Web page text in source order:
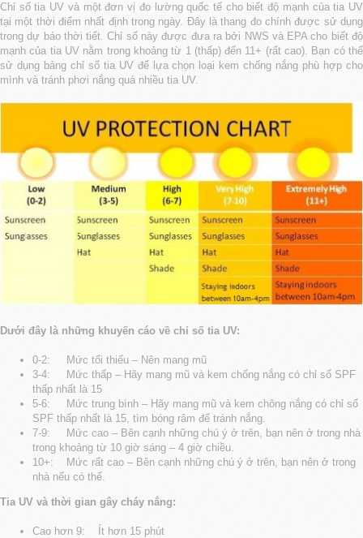
Chỉ số tia UV và một đơn vị đo lường quốc tế cho biết độ mạnh của tia UV
tại một thời điểm nhất định trong ngày. Đây là thang đo chính được sử dụng
trong dự báo thời tiết. Chỉ số này được đưa ra bởi NWS và EPA cho biết độ
mạnh của tia UV nằm trong khoảng từ 1 (thấp) đến 11+ (rất cao). Bạn có thể
sử dụng bảng chỉ sổ tia UV để lựa chọn loại kem chống nắng phù hợp cho
mình và tránh phơi nắng quá nhiều tia UV.
Dưới đây là những khuyến cáo về chỉ số tia UV:
0-2: Mức tối thiểu – Nên mang mũ
3-4: Mức thấp – Hãy mang mũ và kem chống nắng có chỉ số SPF
thấp nhất là 15
5-6: Mức trung bình – Hãy mang mũ và kem chông nắng có chỉ số
SPF thấp nhất là 15, tìm bóng râm để tránh nắng.
7-9: Mức cao – Bên cạnh những chú ý ở trên, bạn nên ở trong nhà
trong khoảng từ 10 giờ sáng – 4 giờ chiều.
10+: Mức rất cao – Bên cạnh những chú ý ở trên, bạn nên ở trong
nhà nếu có thể.
Tia UV và thời gian gây cháy nắng:
Cao hơn 9: Ít hơn 15 phút